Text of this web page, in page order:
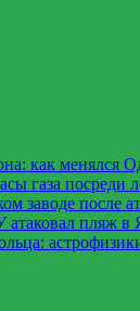
как менялся
газа посреди
заводе после
пляж